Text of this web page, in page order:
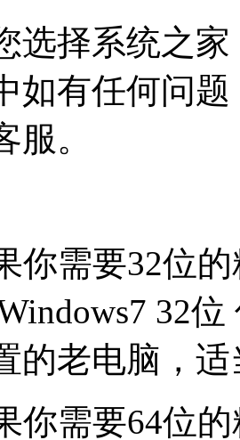
择系统之家
如有任何问题
服。
需要32位的
32
的老电脑，
需要64位的